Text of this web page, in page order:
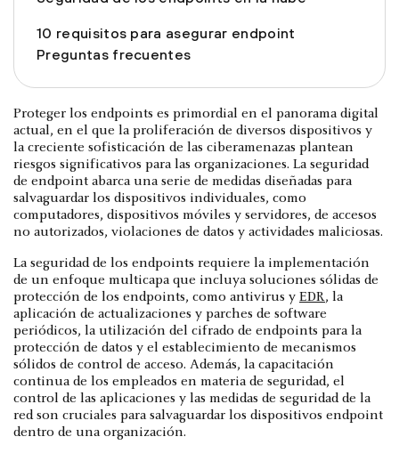
10 requisitos para asegurar endpoint
Preguntas frecuentes
Proteger los endpoints es primordial en el panorama digital
actual, en el que la proliferación de diversos dispositivos y
la creciente sofisticación de las ciberamenazas plantean
riesgos significativos para las organizaciones. La seguridad
de endpoint abarca una serie de medidas diseñadas para
salvaguardar los dispositivos individuales, como
computadores, dispositivos móviles y servidores, de accesos
no autorizados, violaciones de datos y actividades maliciosas.
La seguridad de los endpoints requiere la implementación
de un enfoque multicapa que incluya soluciones sólidas de
protección de los endpoints, como antivirus y EDR, la
aplicación de actualizaciones y parches de software
periódicos, la utilización del cifrado de endpoints para la
protección de datos y el establecimiento de mecanismos
sólidos de control de acceso. Además, la capacitación
continua de los empleados en materia de seguridad, el
control de las aplicaciones y las medidas de seguridad de la
red son cruciales para salvaguardar los dispositivos endpoint
dentro de una organización.